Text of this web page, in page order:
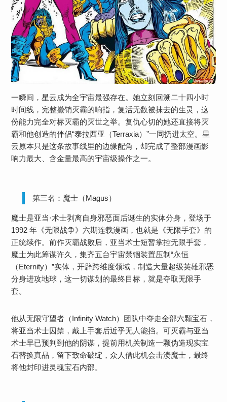
一瞬间，星云成为全宇宙最强存在。她立刻回溯二十四小时
时间线，完整撤销灭霸的响指，复活无数被抹去的生灵，这
份能力完全对标灭霸的灭世之举。复仇心切的她还直接将灭
霸和他创造的伴侣“泰拉西亚（Terraxia）”一同扔进太空。星
云原本只是这条故事线里的边缘配角，却完成了整部漫画影
响力最大、含金量最高的宇宙级操作之一。
第三名：魔士（Magus）
魔士是亚当·术士剥离自身邪恶面后诞生的实体分身，登场于
1992 年《无限战争》六期连载漫画，也就是《无限手套》的
正统续作。前作灭霸战败后，亚当术士短暂掌控无限手套，
魔士为此筹谋许久，集齐五台宇宙禁锢装置压制“永恒
（Eternity）”实体，开辟跨维度领域，制造大量超级英雄邪恶
分身进攻地球，这一切谋划的最终目标，就是夺取无限手
套。
他从无限守望者（Infinity Watch）团队中夺走全部六颗宝石，
将亚当术士囚禁，戴上手套后近乎无人能挡。可灭霸与亚当
术士早已预判到他的阴谋，提前用机关制造一颗伪造现实宝
石替换真品，留下致命破绽，众人借此机会击溃魔士，最终
将他封印进灵魂宝石内部。